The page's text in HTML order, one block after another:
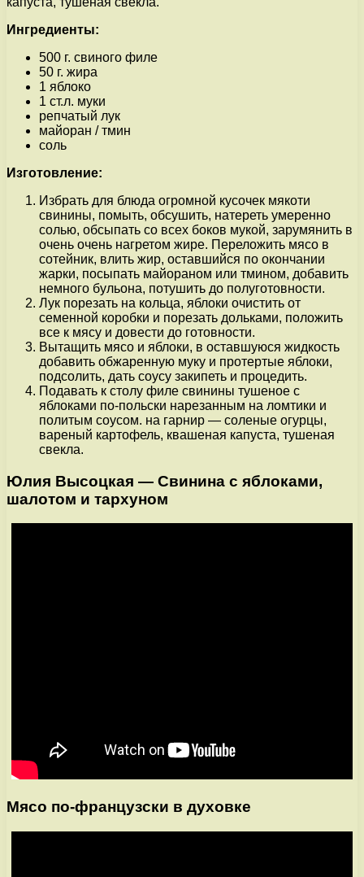
Ингредиенты:
500 г. свиного филе
50 г. жира
1 яблоко
1 ст.л. муки
репчатый лук
майоран / тмин
соль
Изготовление:
Избрать для блюда огромной кусочек мякоти
свинины, помыть, обсушить, натереть умеренно
солью, обсыпать со всех боков мукой, зарумянить в
очень очень нагретом жире. Переложить мясо в
сотейник, влить жир, оставшийся по окончании
жарки, посыпать майораном или тмином, добавить
немного бульона, потушить до полуготовности.
Лук порезать на кольца, яблоки очистить от
семенной коробки и порезать дольками, положить
все к мясу и довести до готовности.
Вытащить мясо и яблоки, в оставшуюся жидкость
добавить обжаренную муку и протертые яблоки,
подсолить, дать соусу закипеть и процедить.
Подавать к столу филе свинины тушеное с
яблоками по-польски нарезанным на ломтики и
политым соусом. на гарнир — соленые огурцы,
вареный картофель, квашеная капуста, тушеная
свекла.
Юлия Высоцкая — Свинина с яблоками,
шалотом и тархуном
Мясо по-французски в духовке